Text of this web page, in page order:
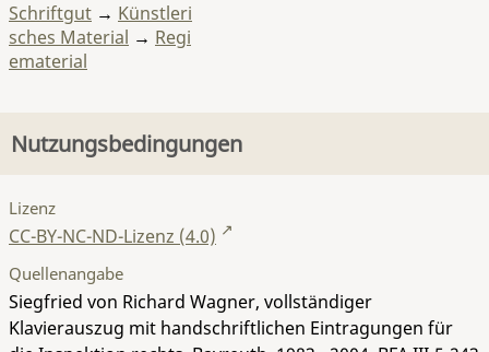
Schriftgut → Künstleri
sches Material → Regi
ematerial
Nutzungsbedingungen
Lizenz
CC-BY-NC-ND-Lizenz (4.0)
Quellenangabe
Siegfried von Richard Wagner, vollständiger
Klavierauszug mit handschriftlichen Eintragungen für